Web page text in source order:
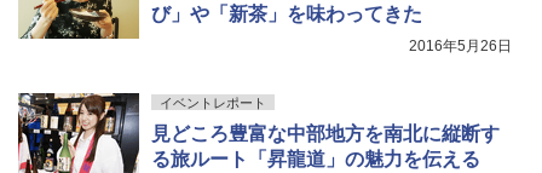
び」や「新茶」を味わってきた
2016年5月26日
イベントレポート
見どころ豊富な中部地方を南北に縦断す
る旅ルート「昇龍道」の魅力を伝える